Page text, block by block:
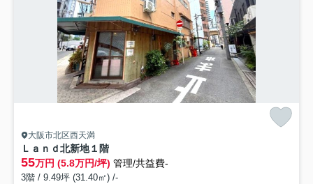
大阪市北区西天満
Ｌａｎｄ北新地１階
55万円 (5.8万円/坪) 管理/共益費-
3階 / 9.49坪 (31.40㎡) /-